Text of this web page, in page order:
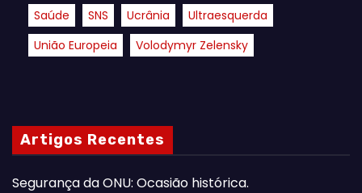
Saúde
SNS Ucrânia
Ultraesquerda
União Europeia
Volodymyr Zelensky
Artigos Recentes
Segurança da ONU: Ocasião histórica.